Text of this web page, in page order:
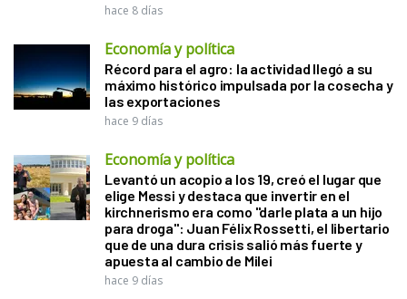
hace 8 días
Economía y política
Récord para el agro: la actividad llegó a su
máximo histórico impulsada por la cosecha y
las exportaciones
hace 9 días
Economía y política
Levantó un acopio a los 19, creó el lugar que
elige Messi y destaca que invertir en el
kirchnerismo era como "darle plata a un hijo
para droga": Juan Félix Rossetti, el libertario
que de una dura crisis salió más fuerte y
apuesta al cambio de Milei
hace 9 días